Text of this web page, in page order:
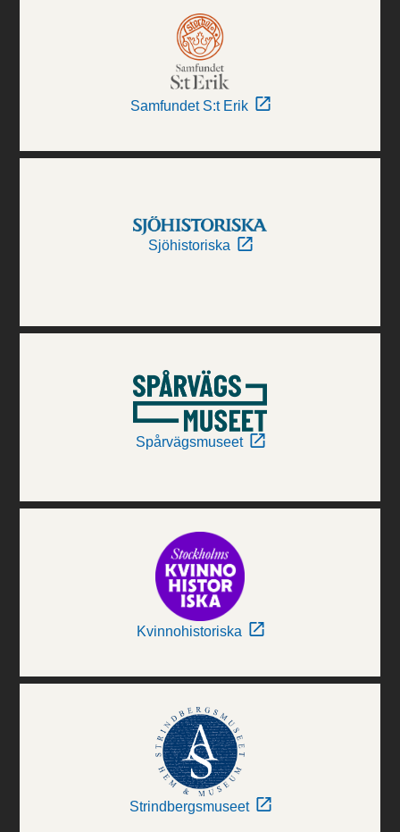
Samfundet S:t Erik
Sjöhistoriska
Spårvägsmuseet
Kvinnohistoriska
Strindbergsmuseet